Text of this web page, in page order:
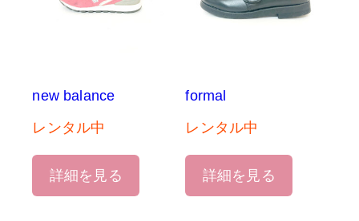
new balance
レンタル中
詳細を見る
formal
レンタル中
詳細を見る